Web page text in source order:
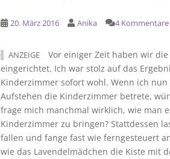
20. März 2016 Anika 4 Kommentare
ANZEIGE
Vor einiger Zeit haben wir
eingerichtet. Ich war stolz auf das
Kinderzimmer sofort wohl. Wenn ich nun
Aufstehen die Kinderzimmer betrete,
frage mich manchmal wirklich, wie man
Kinderzimmer zu bringen? Stattdessen
fallen und fange fast wie ferngesteuert
wie das Lavendelmädchen die Kiste mit